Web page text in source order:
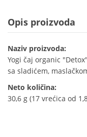
Opis proizvoda
Naziv proizvoda:
Yogi čaj organic
sa sladićem,
Neto količina:
30,6 g (17 vrećica od